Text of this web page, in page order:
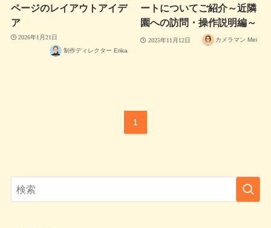
ページのレイアウトアイデ
ア
2026年1月21日
制作ディレクター Erika
ートについてご紹介～近隣
園への訪問・操作説明編～
2025年11月12日 カメラマン Mei
1